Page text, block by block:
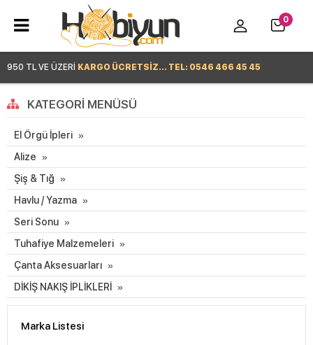
950 TL VE ÜZERİ KARGO ÜCRETSİZ... TEL: 0546 466 45 45
0
KATEGORI MENÜSÜ
El Örgü İpleri
Alize
Şiş & Tığ
Havlu / Yazma
Seri Sonu
Tuhafiye Malzemeleri
Çanta Aksesuarları
DİKİŞ NAKIŞ İPLİKLERİ
Marka Listesi